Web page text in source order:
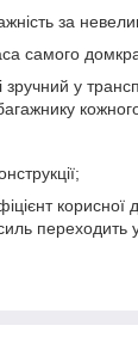
за
самого
зручний у
корисної
переходить